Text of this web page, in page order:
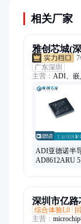
相关厂家
雅创芯城(
广东深圳
主营： ADI、嵌
ADI亚德诺半
AD8612ARU
深圳市亿路
综合体验L0
主营：